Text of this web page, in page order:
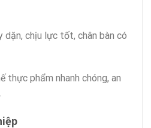
chịu lực tốt, chân bàn có
thực phẩm nhanh chóng, an